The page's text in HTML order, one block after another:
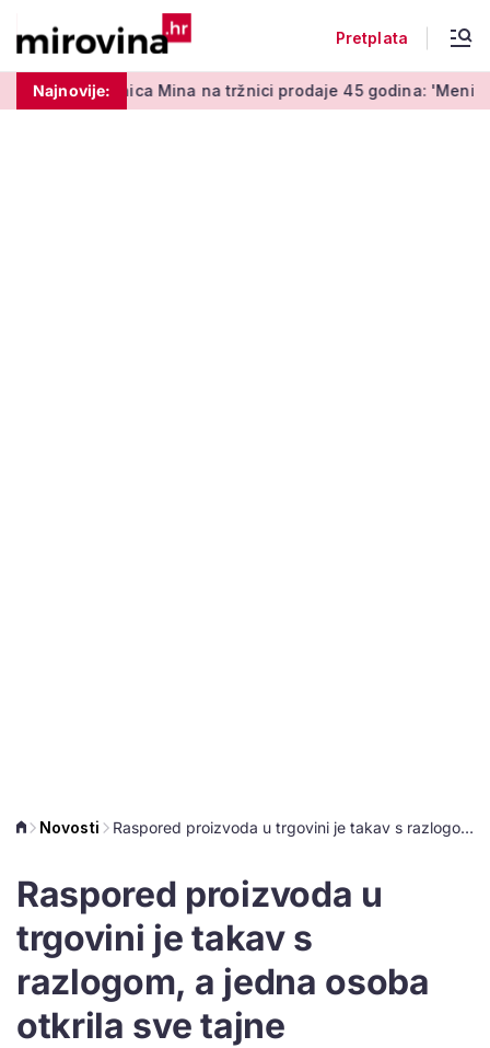
Pretplata
Najnovije:
Mina na tržnici prodaje 45 godina: 'Meni je ovo zabava i
Novosti Raspored proizvoda u trgovini je takav s razlogom, a jedna osoba otkrila sve tajne
Raspored proizvoda u
trgovini je takav s
razlogom, a jedna osoba
otkrila sve tajne